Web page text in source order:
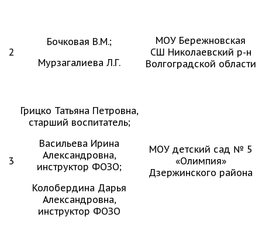
2
Бочковая В.М.;
Мурзагалиева Л.Г.
МОУ Бережновская
СШ Николаевский р-н
Волгоградской области
3
Грицко Татьяна Петровна,
старший воспитатель;
Васильева Ирина
Александровна,
инструктор ФОЗО;
Колобердина Дарья
Александровна,
инструктор ФОЗО
МОУ детский сад № 5
«Олимпия»
Дзержинского района